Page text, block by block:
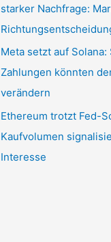
starker Nachfrage:
Meta setzt auf
Zahlungen könnten
verändern
Ethereum trotzt Fed-
Kaufvolumen
Interesse